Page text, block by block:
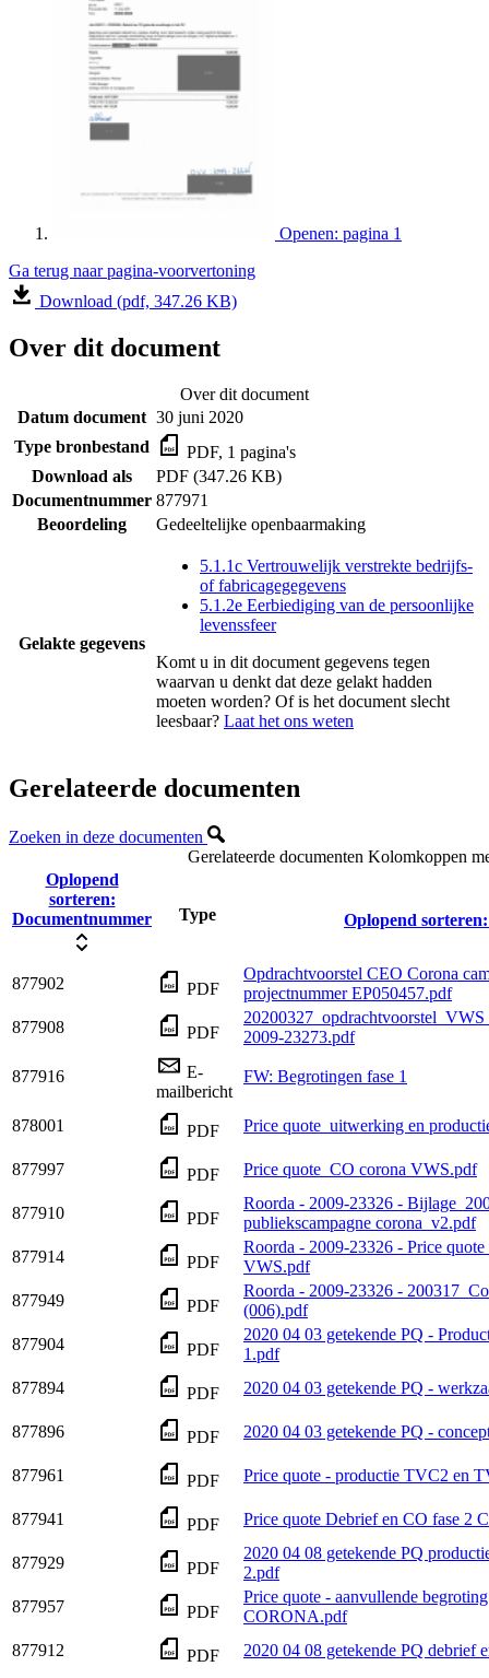
Openen: pagina 1
Ga terug naar pagina-voorvertoning
Download (pdf, 347.26 KB)
Over dit document
Over dit document
Datum document 30 juni 2020
Type bronbestand
PDF, 1 pagina's
Download als
PDF (347.26 KB)
Documentnummer 877971
Beoordeling
Gedeeltelijke openbaarmaking
Gelakte gegevens
5.1.1c Vertrouwelijk verstrekte bedrijfs-
of fabricagegegevens
5.1.2e Eerbiediging van de persoonlijke
levenssfeer
Komt u in dit document gegevens tegen
waarvan u denkt dat deze gelakt hadden
moeten worden? Of is het document slecht
leesbaar? Laat het ons weten
Gerelateerde documenten
Zoeken in deze documenten
Gerelateerde documenten Kolomkoppen
Oplopend
sorteren:
Documentnummer
Type Oplopend sorteren:
877902 PDF
Opdrachtvoorstel CEO Corona
projectnummer EP050457.pdf
877908
PDF
2009-23273.pdf
877916
E-
mailbericht
FW: Begrotingen fase 1
878001 PDF Price quote_uitwerking en
877997 PDF Price quote_CO corona VWS.pdf
877910 PDF
Roorda - 2009-23326 -
publiekscampagne corona_v2.pdf
877914
PDF
Roorda - 2009-23326 - Price
VWS.pdf
877949
PDF
Roorda - 2009-23326 -
(006).pdf
877904
PDF
2020 04 03 getekende PQ -
1.pdf
877894
PDF 2020 04 03 getekende PQ -
877896 PDF 2020 04 03 getekende PQ -
877961 PDF Price quote - productie TVC2 en
877941 PDF Price quote Debrief en CO fase 2
877929 PDF
2020 04 08 getekende PQ
2.pdf
877957
PDF
Price quote - aanvullende
CORONA.pdf
877912
PDF
2020 04 08 getekende PQ debrief